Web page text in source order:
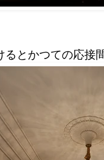
るとかつての応接